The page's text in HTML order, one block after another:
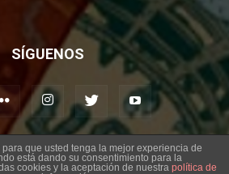
SÍGUENOS
legal Contacto
que usted tenga la mejor experiencia de
está dando su consentimiento para la
cookies y la aceptación de nuestra política de